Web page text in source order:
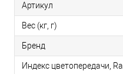
Артикул
Вес (кг, г)
Бренд
Индекс цветопередачи, Ra